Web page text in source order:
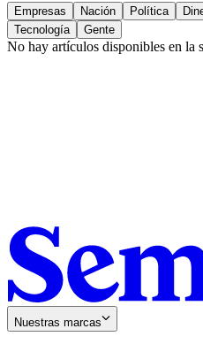
Empresas Nación Política
Tecnología
Gente
No hay artículos disponibles en la
Nuestras marcas